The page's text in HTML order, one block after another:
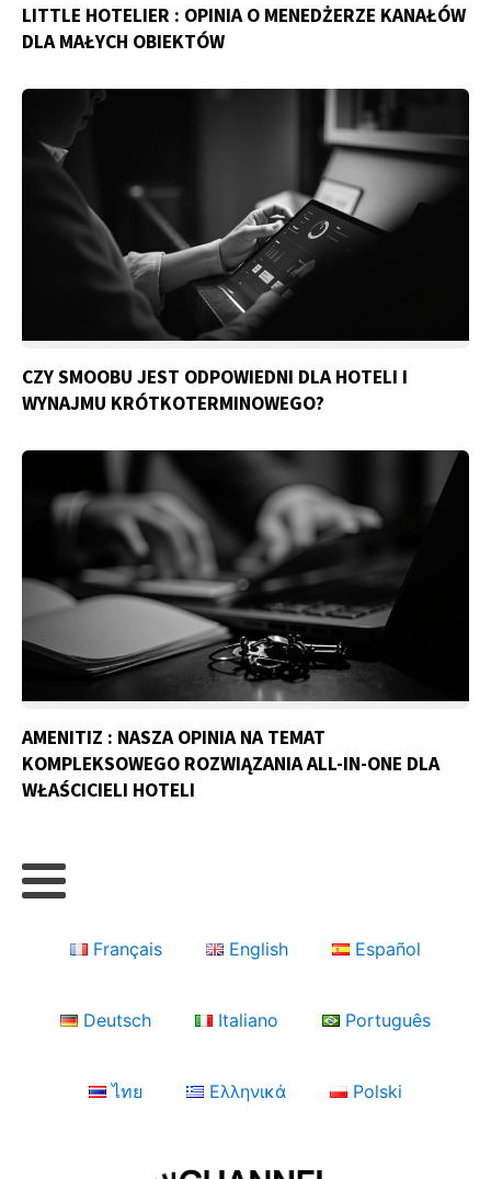
LITTLE HOTELIER : OPINIA O MENEDŻERZE KANAŁÓW
DLA MAŁYCH OBIEKTÓW
CZY SMOOBU JEST ODPOWIEDNI DLA HOTELI I
WYNAJMU KRÓTKOTERMINOWEGO?
AMENITIZ : NASZA OPINIA NA TEMAT
KOMPLEKSOWEGO ROZWIĄZANIA ALL-IN-ONE DLA
WŁAŚCICIELI HOTELI
Français English Español
Deutsch Italiano Português
ไทย Ελληνικά Polski